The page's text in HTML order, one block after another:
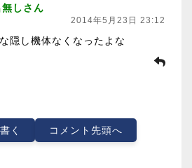
しさん
2014年5月23日 23:12
隠し機体なくなったよな
く コメント先頭へ